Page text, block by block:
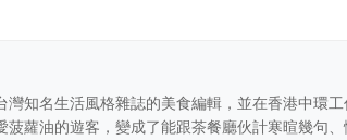
灣知名生活風格雜誌的美食編輯，並在香港中環
蘿油的遊客，變成了能跟茶餐廳伙計寒暄幾句、